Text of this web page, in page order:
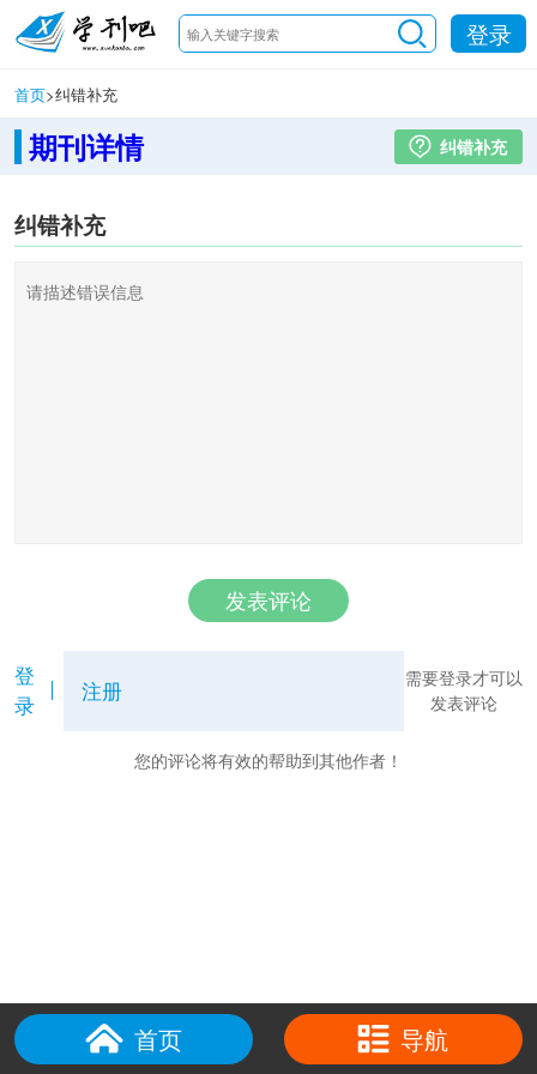
登录
首页>纠错补充
期刊详情 纠错补充
纠错补充
发表评论
登
录
注册
需要登录才可以
发表评论
您的评论将有效的帮助到其他作者！
首页 导航